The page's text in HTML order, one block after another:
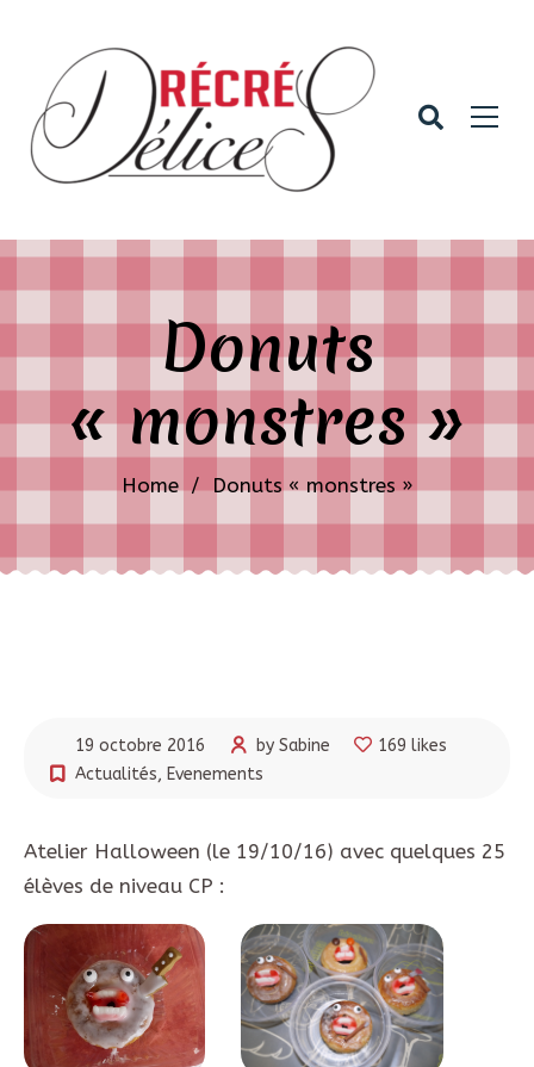
Donuts
« monstres »
Home / Donuts « monstres »
19 octobre 2016 by Sabine
169 likes
Actualités, Evenements
Atelier Halloween (le 19/10/16) avec quelques 25
élèves de niveau CP :